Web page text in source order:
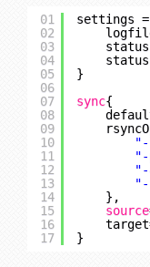
01
02
03
04
05
06
07
08
09
10
11
12
13
14
15
16
17
settings
}
sync{
"-
"-
},
source
}